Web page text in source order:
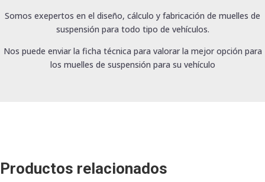
Somos exepertos en el diseño, cálculo y fabricación de muelles de
suspensión para todo tipo de vehículos.
Nos puede enviar la ficha técnica para valorar la mejor opción para
los muelles de suspensión para su vehículo
Productos relacionados